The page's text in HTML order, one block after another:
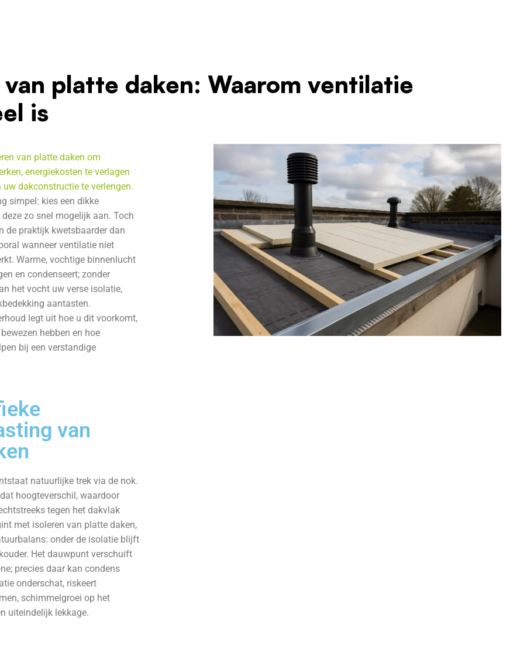
platte daken: Waarom ventilatie
is
van platte daken om
energiekosten te verlagen
uw dakconstructie te verlengen.
simpel: kies een dikke
zo snel mogelijk aan. Toch
de praktijk kwetsbaarder dan
wanneer ventilatie niet
Warme, vochtige binnenlucht
en condenseert; zonder
het vocht uw verse isolatie,
aantasten.
legt uit hoe u dit voorkomt,
hebben en hoe
bij een verstandige
van
natuurlijke trek via de nok.
hoogteverschil, waardoor
tegen het dakvlak
met isoleren van platte daken,
onder de isolatie blijft
Het dauwpunt verschuift
precies daar kan condens
onderschat, riskeert
schimmel­groei op het
uiteindelijk lekkage.